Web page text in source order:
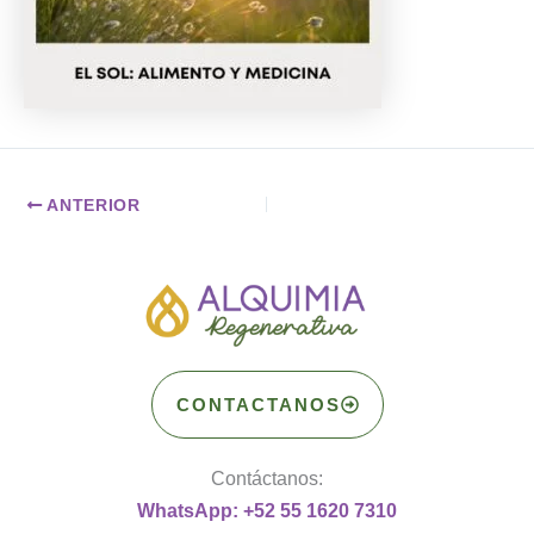
ANTERIOR
CONTACTANOS
Contáctanos:
WhatsApp: +52 55 1620 7310